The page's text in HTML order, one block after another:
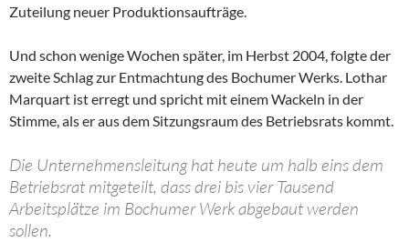
Zuteilung neuer Produktionsaufträge.
Und schon wenige Wochen später, im Herbst 2004, folgte der
zweite Schlag zur Entmachtung des Bochumer Werks. Lothar
Marquart ist erregt und spricht mit einem Wackeln in der
Stimme, als er aus dem Sitzungsraum des Betriebsrats kommt.
Die Unternehmensleitung hat heute um halb eins dem
Betriebsrat mitgeteilt, dass drei bis vier Tausend
Arbeitsplätze im Bochumer Werk abgebaut werden
sollen.